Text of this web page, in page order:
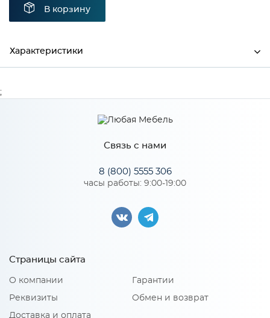
В корзину
Характеристики
Количество упаковок: 1
Связь с нами
8 (800) 5555 306
часы работы: 9:00-19:00
Страницы сайта
О компании
Реквизиты
Доставка и оплата
Гарантии
Обмен и возврат
;